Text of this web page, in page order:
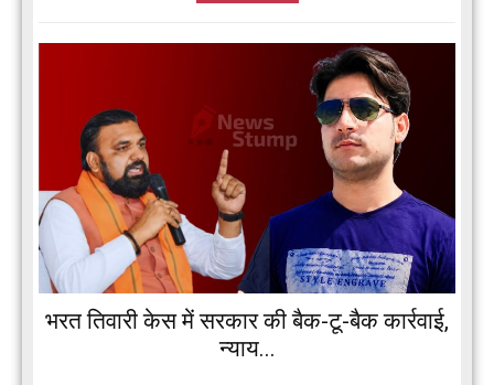
भरत तिवारी केस में सरकार की बैक-टू-बैक कार्रवाई,
न्याय...